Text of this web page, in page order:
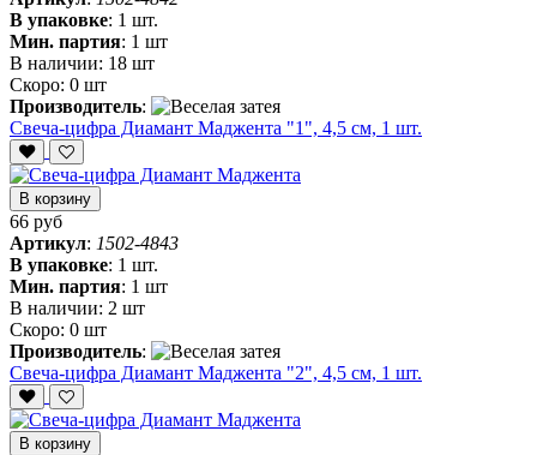
В упаковке: 1 шт.
Мин. партия: 1 шт
В наличии: 18 шт
Скоро: 0 шт
Производитель:
Свеча-цифра Диамант Маджента "1", 4,5 см, 1 шт.
В корзину
66 руб
Артикул: 1502-4843
В упаковке: 1 шт.
Мин. партия: 1 шт
В наличии: 2 шт
Скоро: 0 шт
Производитель:
Свеча-цифра Диамант Маджента "2", 4,5 см, 1 шт.
В корзину